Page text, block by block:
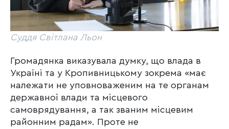
Суддя Світлана Льон
Громадянка виказувала думку, що влада в
Україні та у Кропивницькому зокрема «має
належати не уповноваженим на те органам
державної влади та місцевого
самоврядування, а так званим місцевим
районним радам». Проте не